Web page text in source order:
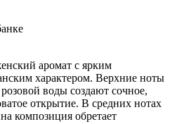
аромат с ярким
характером. Верхние ноты
воды создают сочное,
открытие. В средних нотах
композиция обретает